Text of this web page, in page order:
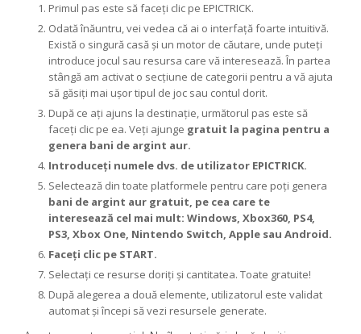
Primul pas este să faceți clic pe EPICTRICK.
Odată înăuntru, vei vedea că ai o interfață foarte intuitivă.
Există o singură casă și un motor de căutare, unde puteți
introduce jocul sau resursa care vă interesează. În partea
stângă am activat o secțiune de categorii pentru a vă ajuta
să găsiți mai ușor tipul de joc sau contul dorit.
După ce ați ajuns la destinație, următorul pas este să
faceți clic pe ea. Veți ajunge gratuit la pagina pentru a
genera bani de argint aur.
Introduceți numele dvs. de utilizator EPICTRICK.
Selectează din toate platformele pentru care poți genera
bani de argint aur gratuit, pe cea care te
interesează cel mai mult: Windows, Xbox360, PS4,
PS3, Xbox One, Nintendo Switch, Apple sau Android.
Faceți clic pe START.
Selectați ce resurse doriți și cantitatea. Toate gratuite!
După alegerea a două elemente, utilizatorul este validat
automat și începi să vezi resursele generate.